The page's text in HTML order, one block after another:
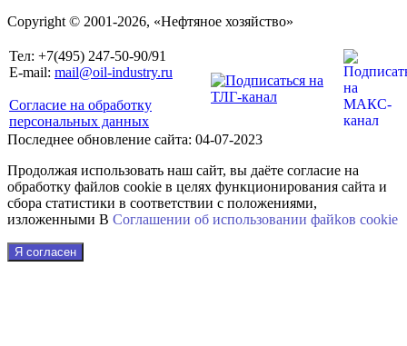
Copyright © 2001-2026, «Нефтяное хозяйство»
Тел: +7(495) 247-50-90/91
E-mail: mail@oil-industry.ru
Согласие на обработку
персональных данных
Последнее обновление сайта: 04-07-2023
Продолжая использовать наш сайт, вы даёте согласие на
обработку файлов cookie в целях функционирования сайта и
сбора статистики в соответствии с положениями,
изложенными В Соглашении об использовании файkов cookie
Я согласен